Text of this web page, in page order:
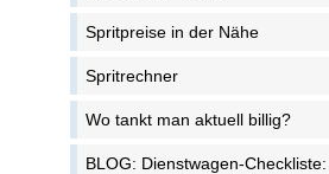
Spritpreise in der Nähe
Spritrechner
Wo tankt man aktuell billig?
BLOG: Dienstwagen-